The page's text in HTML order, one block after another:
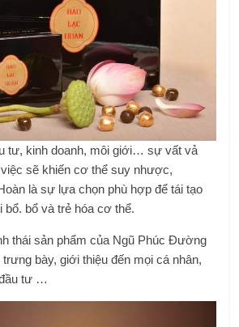
tư, kinh doanh, môi giới… sự vất vả
sẽ khiến cơ thể suy nhược,
là sự lựa chọn phù hợp để tái tạo
bổ. bổ và trẻ hóa cơ thể.
thái sản phẩm của Ngũ Phúc Đường
bày, giới thiệu đến mọi cá nhân,
tư …